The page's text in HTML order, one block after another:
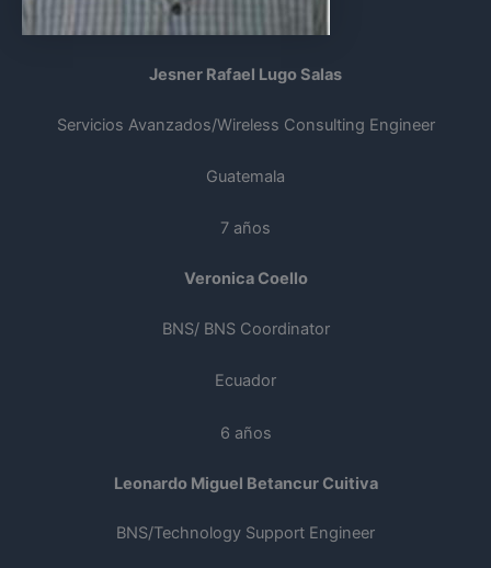
Jesner Rafael Lugo Salas
Servicios Avanzados/Wireless Consulting Engineer
Guatemala
7 años
Veronica Coello
BNS/ BNS Coordinator
Ecuador
6 años
Leonardo Miguel Betancur Cuitiva
BNS/Technology Support Engineer